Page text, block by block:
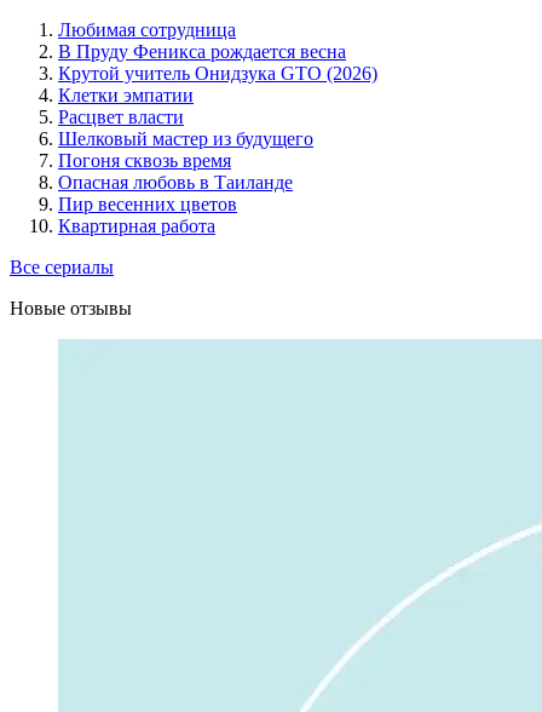
Любимая сотрудница
В Пруду Феникса рождается весна
Крутой учитель Онидзука GTO (2026)
Клетки эмпатии
Расцвет власти
Шелковый мастер из будущего
Погоня сквозь время
Опасная любовь в Таиланде
Пир весенних цветов
Квартирная работа
Все сериалы
Новые отзывы